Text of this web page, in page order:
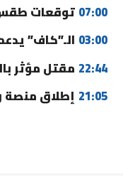
07:00توقعات طقس
03:00 الـ”كاف”
22:44 مقتل مؤثر
21:05 إطلاق منصة